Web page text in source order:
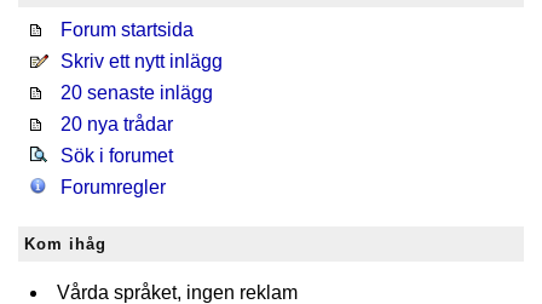
Forum startsida
Skriv ett nytt inlägg
20 senaste inlägg
20 nya trådar
Sök i forumet
Forumregler
Kom ihåg
Vårda språket, ingen reklam